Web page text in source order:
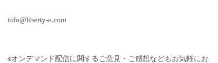
info@liberty-e.com
※オンデマンド配信に関するご意見・ご感想などもお気軽にお